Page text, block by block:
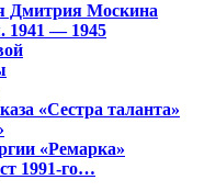
Дмитрия Москина
1941 — 1945
«Сестра таланта»
«Ремарка»
1991-го…